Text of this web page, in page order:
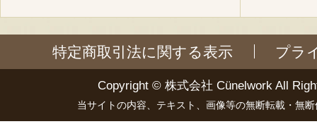
特定商取引法に関する表示 プラ
Copyright © 株式会社 Cünelwork All
当サイトの内容、テキスト、画像等の無断転載・無